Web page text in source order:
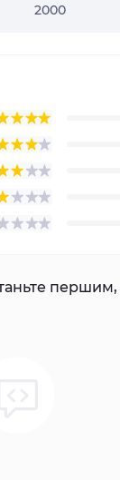
2000
першим,